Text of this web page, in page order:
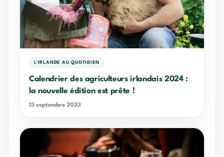
L'IRLANDE AU QUOTIDIEN
Calendrier des agriculteurs irlandais 2024 :
la nouvelle édition est prête !
13 septembre 2023